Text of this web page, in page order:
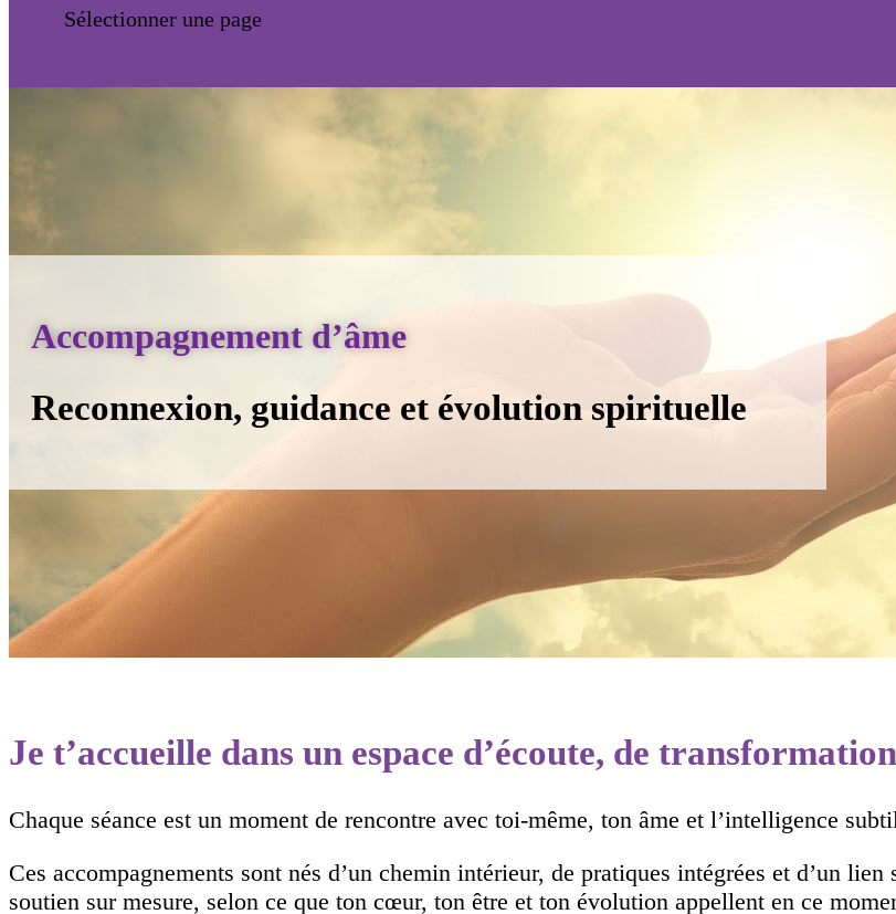
Sélectionner une page
Accompagnement d’âme
Reconnexion, guidance et évolution spirituelle
Je t’accueille dans un espace d’écoute, de
Chaque séance est un moment de rencontre avec toi-même, ton âme et l’intelligence
Ces accompagnements sont nés d’un chemin intérieur, de pratiques intégrées et d’un
soutien sur mesure, selon ce que ton cœur, ton être et ton évolution appellent en ce